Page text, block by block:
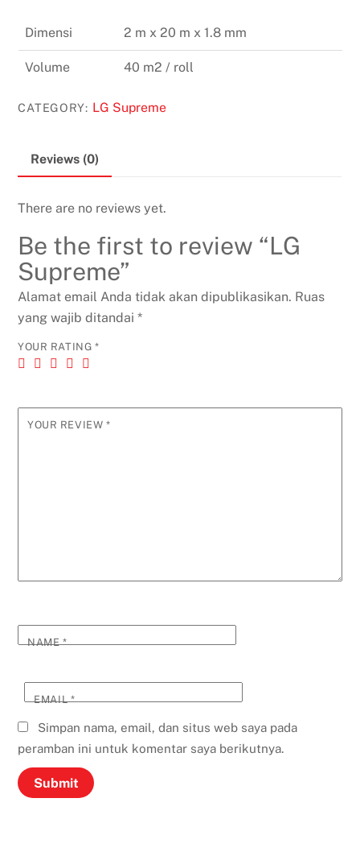
Dimensi 2 m x 20 m x 1.8 mm
Volume 40 m2 / roll
CATEGORY: LG Supreme
Reviews (0)
There are no reviews yet.
Be the first to review “LG
Supreme”
Alamat email Anda tidak akan dipublikasikan. Ruas
yang wajib ditandai*
YOUR RATING *
YOUR REVIEW *
NAME*
EMAIL*
Simpan nama, email, dan situs web saya pada
peramban ini untuk komentar saya berikutnya.